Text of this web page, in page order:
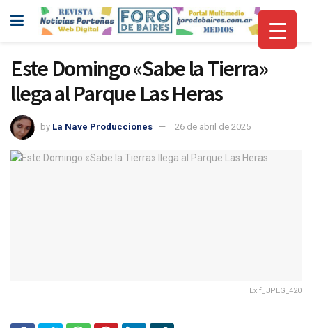
Este Domingo «Sabe la Tierra»
llega al Parque Las Heras
by La Nave Producciones 26 de abril de 2025
Exif_JPEG_420